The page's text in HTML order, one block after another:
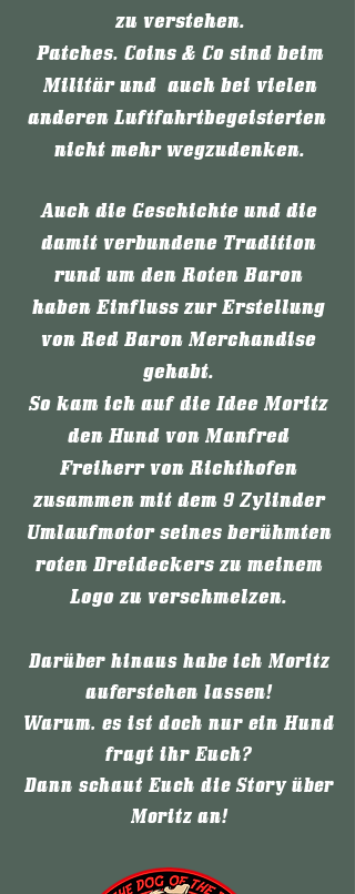
zu verstehen.
Patches, Coins & Co sind beim
Militär und auch bei vielen
anderen Luftfahrtbegeisterten
nicht mehr wegzudenken.
Auch die Geschichte und die
damit verbundene Tradition
rund um den Roten Baron​
haben Einfluss zur Erstellung
von Red Baron Merchandise
gehabt.
So kam ich auf die Idee Moritz
den Hund von Manfred
Freiherr von Richthofen
zusammen mit dem 9 Zylinder
Umlaufmotor seines berühmten
roten Dreideckers zu meinem
Logo zu verschmelzen.
Darüber hinaus habe ich Moritz
auferstehen lassen!
Warum, es ist doch nur ein Hund
fragt ihr Euch?
Dann schaut Euch die Story über
Moritz an!